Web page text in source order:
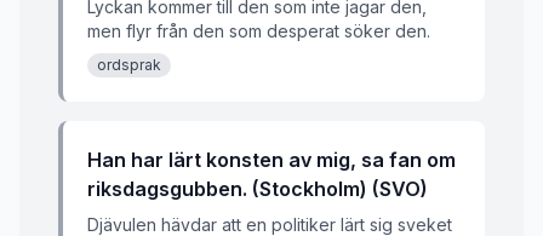
Lyckan kommer till den som inte jagar den,
men flyr från den som desperat söker den.
ordsprak
Han har lärt konsten av mig, sa fan om
riksdagsgubben. (Stockholm) (SVO)
Djävulen hävdar att en politiker lärt sig sveket